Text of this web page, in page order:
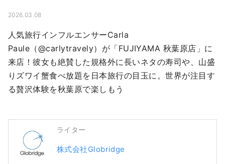
2026.03.08
人気旅行インフルエンサーCarla
Paule（@carlytravely）が「FUJIYAMA 秋葉原店」に
来店！彼女も絶賛した規格外に長いネタの寿司や、山盛
りズワイ蟹食べ放題を日本旅行の目玉に。世界が注目す
る贅沢体験を秋葉原で楽しもう
ライター
株式会社Globridge